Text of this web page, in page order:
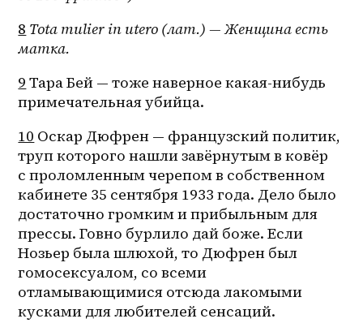
8 Tota mulier in utero (лат.) — Женщина есть
матка.
9 Тара Бей — тоже наверное какая-нибудь
примечательная убийца.
10 Оскар Дюфрен — французский политик,
труп которого нашли завёрнутым в ковёр
с проломленным черепом в собственном
кабинете 35 сентября 1933 года. Дело было
достаточно громким и прибыльным для
прессы. Говно бурлило дай боже. Если
Нозьер была шлюхой, то Дюфрен был
гомосексуалом, со всеми
отламывающимися отсюда лакомыми
кусками для любителей сенсаций.